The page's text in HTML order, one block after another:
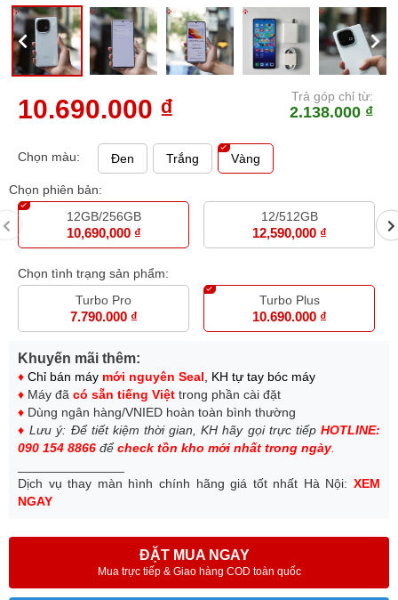
10.690.000 ₫ Trả góp chỉ từ:
2.138.000 ₫
Chọn màu: Đen Trắng Vàng
Chọn phiên bản:
12GB/256GB
10,690,000 ₫
12/512GB
12,590,000 ₫
Chọn tình trạng sản phẩm:
Turbo Pro
7.790.000 ₫
Turbo Plus
10.690.000 ₫
Khuyến mãi thêm:
♦ Chỉ bán máy mới nguyên Seal , KH tự tay bóc máy
♦ Máy đã có sẵn tiếng Việt trong phần cài đặt
♦ Dùng ngân hàng/VNIED hoàn toàn bình thường
♦ Lưu ý: Để tiết kiệm thời gian, KH hãy gọi trực tiếpHOTLINE:
090 154 8866 đểcheck tồn kho mới nhất trong ngày.
Dịch vụ thay màn hình chính hãng giá tốt nhất Hà Nội: XEM
NGAY
ĐẶT MUA NGAY
Mua trực tiếp & Giao hàng COD toàn quốc